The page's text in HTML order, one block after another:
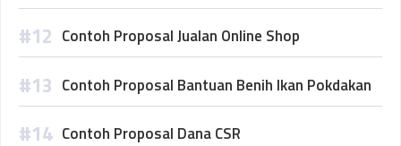
Contoh Proposal Jualan Online Shop
Contoh Proposal Bantuan Benih Ikan Pokdakan
Contoh Proposal Dana CSR